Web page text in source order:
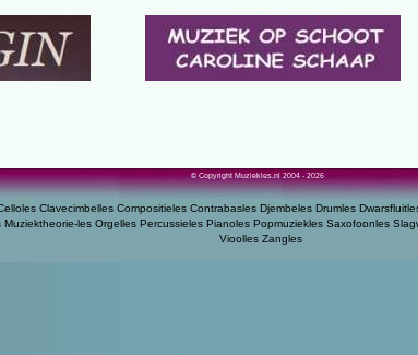
© Copyright Muziekles.nl 2004 - 2026
Clavecimbelles Compositieles Contrabasles Djembeles Drumles
Muziektheorie-les Orgelles Percussieles Pianoles Popmuziekles Saxofoonles
Vioolles Zangles